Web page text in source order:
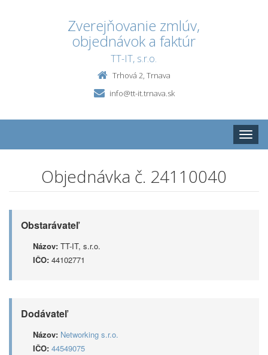
Zverejňovanie zmlúv,
objednávok a faktúr
TT-IT, s.r.o.
Trhová 2, Trnava
info@tt-it.trnava.sk
Toggle
Objednávka č. 24110040
Obstarávateľ
Názov: TT-IT, s.r.o.
IČO: 44102771
Dodávateľ
Názov: Networking s.r.o.
IČO: 44549075